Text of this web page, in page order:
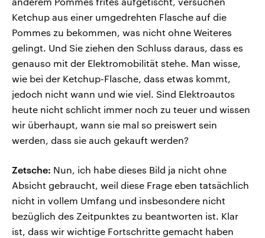
Ketchup aus einer umgedrehten Flasche auf die
Pommes zu bekommen, was nicht ohne Weiteres
gelingt. Und Sie ziehen den Schluss daraus, dass es
genauso mit der Elektromobilität stehe. Man wisse,
wie bei der Ketchup-Flasche, dass etwas kommt,
jedoch nicht wann und wie viel. Sind Elektroautos
heute nicht schlicht immer noch zu teuer und wissen
wir überhaupt, wann sie mal so preiswert sein
werden, dass sie auch gekauft werden?
Zetsche: Nun, ich habe dieses Bild ja nicht ohne
Absicht gebraucht, weil diese Frage eben tatsächlich
nicht in vollem Umfang und insbesondere nicht
bezüglich des Zeitpunktes zu beantworten ist. Klar
ist, dass wir wichtige Fortschritte gemacht haben